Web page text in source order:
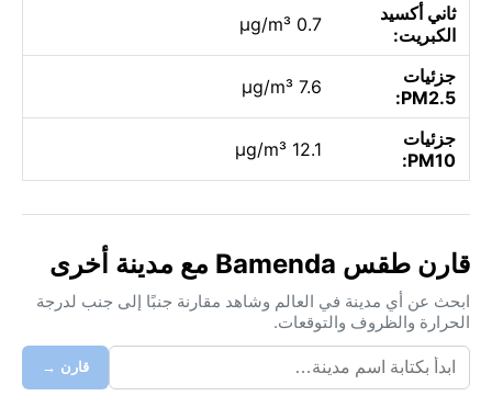
ثاني أكسيد
الكبريت:
0.7 µg/m³
جزئيات
PM2.5:
7.6 µg/m³
جزئيات
PM10:
12.1 µg/m³
قارن طقس Bamenda مع مدينة أخرى
ابحث عن أي مدينة في العالم وشاهد مقارنة جنبًا إلى جنب لدرجة
الحرارة والظروف والتوقعات.
قارن →